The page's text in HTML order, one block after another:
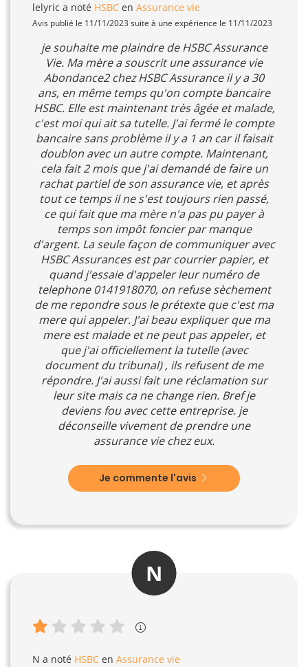
lelyric a noté HSBC en Assurance vie
Avis publié le 11/11/2023 suite à une expérience le 11/11/2023
je souhaite me plaindre de HSBC Assurance
Vie. Ma mère a souscrit une assurance vie
Abondance2 chez HSBC Assurance il y a 30
ans, en même temps qu'on compte bancaire
HSBC. Elle est maintenant très âgée et malade,
c'est moi qui ait sa tutelle. J'ai fermé le compte
bancaire sans problème il y a 1 an car il faisait
doublon avec un autre compte. Maintenant,
cela fait 2 mois que j'ai demandé de faire un
rachat partiel de son assurance vie, et après
tout ce temps il ne s'est toujours rien passé,
ce qui fait que ma mère n'a pas pu payer à
temps son impôt foncier par manque
d'argent. La seule façon de communiquer avec
HSBC Assurances est par courrier papier, et
quand j'essaie d'appeler leur numéro de
telephone 0141918070, on refuse sèchement
de me repondre sous le prétexte que c'est ma
mere qui appeler. J'ai beau expliquer que ma
mere est malade et ne peut pas appeler, et
que j'ai officiellement la tutelle (avec
document du tribunal) , ils refusent de me
répondre. J'ai aussi fait une réclamation sur
leur site mais ca ne change rien. Bref je
deviens fou avec cette entreprise. je
déconseille vivement de prendre une
assurance vie chez eux.
Je commente l'avis
N
N a noté HSBC en Assurance vie